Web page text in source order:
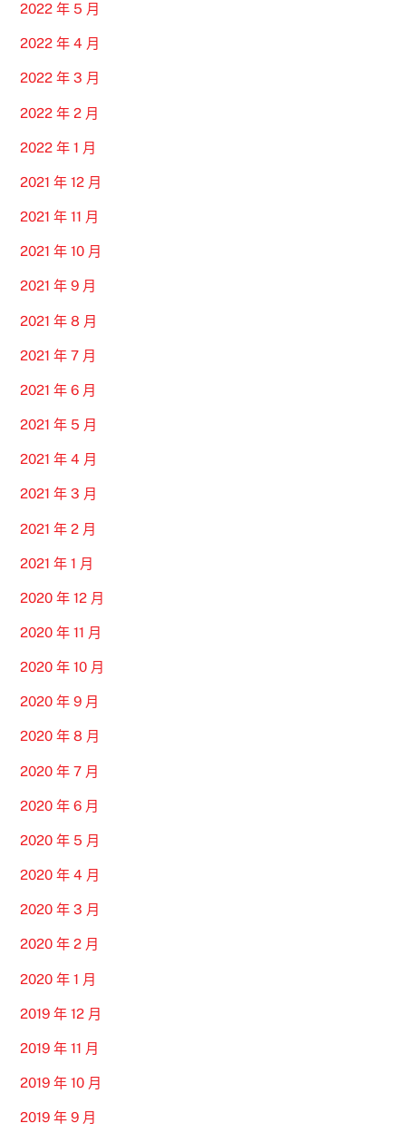
2022 年 5 月
2022 年 4 月
2022 年 3 月
2022 年 2 月
2022 年 1 月
2021 年 12 月
2021 年 11 月
2021 年 10 月
2021 年 9 月
2021 年 8 月
2021 年 7 月
2021 年 6 月
2021 年 5 月
2021 年 4 月
2021 年 3 月
2021 年 2 月
2021 年 1 月
2020 年 12 月
2020 年 11 月
2020 年 10 月
2020 年 9 月
2020 年 8 月
2020 年 7 月
2020 年 6 月
2020 年 5 月
2020 年 4 月
2020 年 3 月
2020 年 2 月
2020 年 1 月
2019 年 12 月
2019 年 11 月
2019 年 10 月
2019 年 9 月